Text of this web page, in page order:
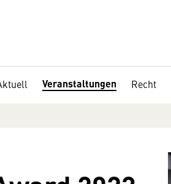
Veranstaltungen Recht